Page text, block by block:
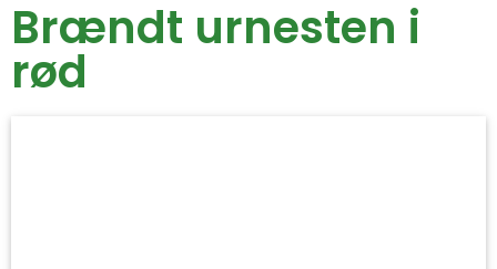
Brændt urnesten i
rød